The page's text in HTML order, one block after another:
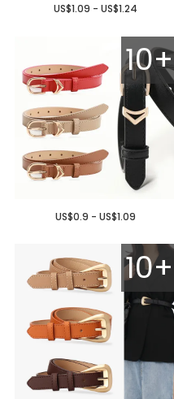
US$1.09 - US$1.24
10+
US$0.9 - US$1.09
10+